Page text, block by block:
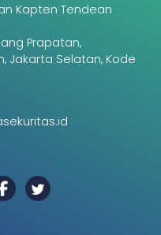
Kapten Tendean
Prapatan,
Jakarta Selatan, Kode